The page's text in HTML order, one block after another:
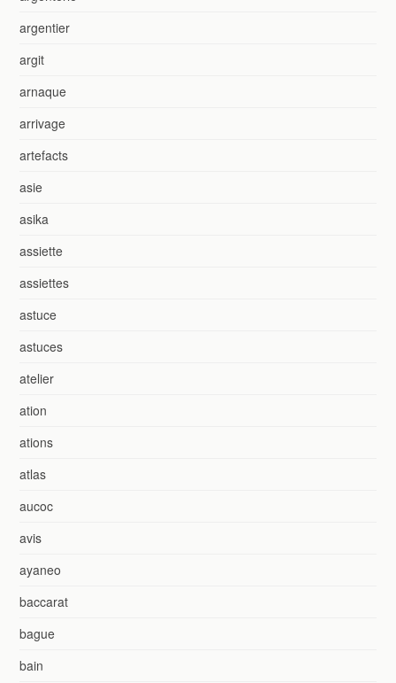
argentier
argit
arnaque
arrivage
artefacts
asie
asika
assiette
assiettes
astuce
astuces
atelier
ation
ations
atlas
aucoc
avis
ayaneo
baccarat
bague
bain